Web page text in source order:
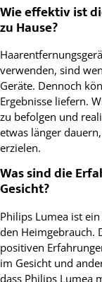
Wie effektiv ist
zu Hause?
verwenden, sind
Geräte. Dennoch
Ergebnisse liefern.
zu befolgen und
etwas länger
erzielen.
Was sind die
Gesicht?
Philips Lumea ist
den Heimgebrauch.
positiven
im Gesicht und
dass Philips Lumea